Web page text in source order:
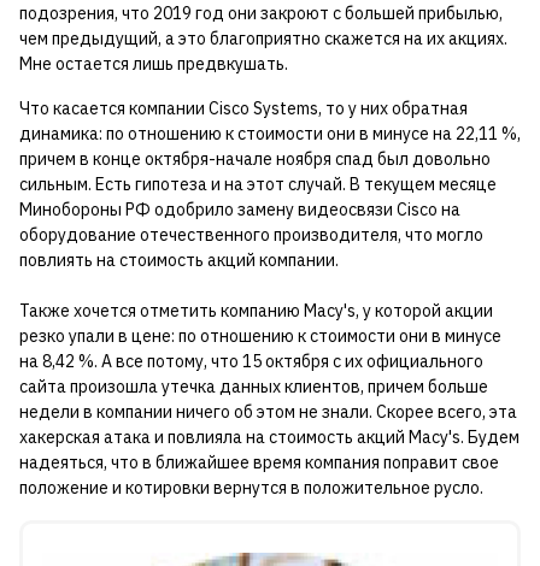
подозрения, что 2019 год они закроют с большей прибылью,
чем предыдущий, а это благоприятно скажется на их акциях.
Мне остается лишь предвкушать.
Что касается компании Cisco Systems, то у них обратная
динамика: по отношению к стоимости они в минусе на 22,11 %,
причем в конце октября-начале ноября спад был довольно
сильным. Есть гипотеза и на этот случай. В текущем месяце
Минобороны РФ одобрило замену видеосвязи Cisco на
оборудование отечественного производителя, что могло
повлиять на стоимость акций компании.
Также хочется отметить компанию Macy's, у которой акции
резко упали в цене: по отношению к стоимости они в минусе
на 8,42 %. А все потому, что 15 октября с их официального
сайта произошла утечка данных клиентов, причем больше
недели в компании ничего об этом не знали. Скорее всего, эта
хакерская атака и повлияла на стоимость акций Macy's. Будем
надеяться, что в ближайшее время компания поправит свое
положение и котировки вернутся в положительное русло.